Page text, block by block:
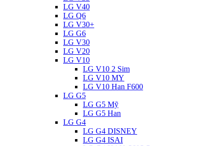
LG V40
LG Q6
LG V30+
LG G6
LG V30
LG V20
LG V10
LG V10 2 Sim
LG V10 MY
LG V10 Han F600
LG G5
LG G5 Mỹ
LG G5 Han
LG G4
LG G4 DISNEY
LG G4 ISAI